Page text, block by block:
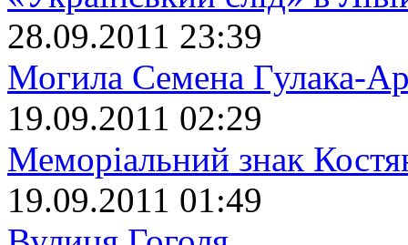
28.09.2011 23:39
Могила Семена Гулака-
19.09.2011 02:29
Меморіальний знак
19.09.2011 01:49